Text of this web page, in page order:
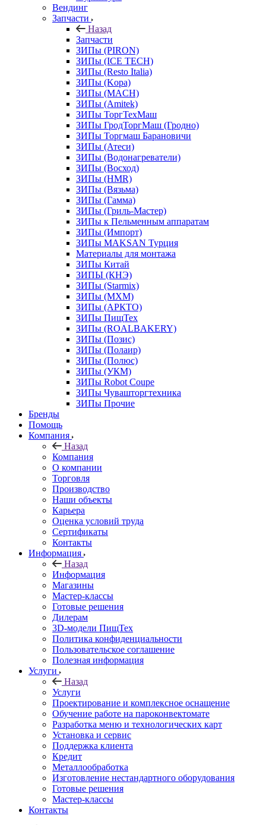
Вендинг
Запчасти
Назад
Запчасти
ЗИПы (PIRON)
ЗИПы (ICE TECH)
ЗИПы (Resto Italia)
ЗИПы (Kopa)
ЗИПы (MACH)
ЗИПы (Amitek)
ЗИПы ТоргТехМаш
ЗИПы ГродТоргМаш (Гродно)
ЗИПы Торгмаш Барановичи
ЗИПы (Атеси)
ЗИПы (Водонагреватели)
ЗИПы (Восход)
ЗИПы (HMR)
ЗИПы (Вязьма)
ЗИПы (Гамма)
ЗИПы (Гриль-Мастер)
ЗИПы к Пельменным аппаратам
ЗИПы (Импорт)
ЗИПы MAKSAN Турция
Материалы для монтажа
ЗИПы Китай
ЗИПЫ (КНЭ)
ЗИПы (Starmix)
ЗИПы (МХМ)
ЗИПы (АРКТО)
ЗИПы ПищТех
ЗИПы (ROALBAKERY)
ЗИПы (Позис)
ЗИПы (Полаир)
ЗИПы (Полюс)
ЗИПы (УКМ)
ЗИПы Robot Coupe
ЗИПы Чувашторгтехника
ЗИПы Прочие
Бренды
Помощь
Компания
Назад
Компания
О компании
Торговля
Производство
Наши объекты
Карьера
Оценка условий труда
Сертификаты
Контакты
Информация
Назад
Информация
Магазины
Мастер-классы
Готовые решения
Дилерам
3D-модели ПищТех
Политика конфиденциальности
Пользовательское соглашение
Полезная информация
Услуги
Назад
Услуги
Проектирование и комплексное оснащение
Обучение работе на пароконвектомате
Разработка меню и технологических карт
Установка и сервис
Поддержка клиента
Кредит
Металлообработка
Изготовление нестандартного оборудования
Готовые решения
Мастер-классы
Контакты